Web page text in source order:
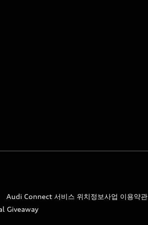
Audi Connect 서비스 위치정보사업 이용약관
Giveaway